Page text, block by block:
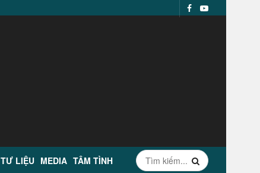
TƯ LIỆU MEDIA TÂM TÌNH